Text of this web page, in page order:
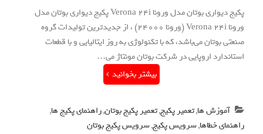
پکیج دیواری بوتان مدل ورونا Verona 24i پکیج دیواری بوتان مدل
ورونا Verona 24i (ورونا 24000) ، از جدیدترین تولیدات گروه
صنعتی بوتان می‌باشد، که با تکنولوژی به روز ایتالیایی و با قطعات
استاندارد اروپایی در شرکت بوتان مونتاژ می…
بیشتر بخوانید
آموزش ها,تعمیر پکیج,تعمیر پکیج بوتان,راهنمای پکیج ها,
راهنمای خطاها,سرویس پکیج,سرویس پکیج بوتان